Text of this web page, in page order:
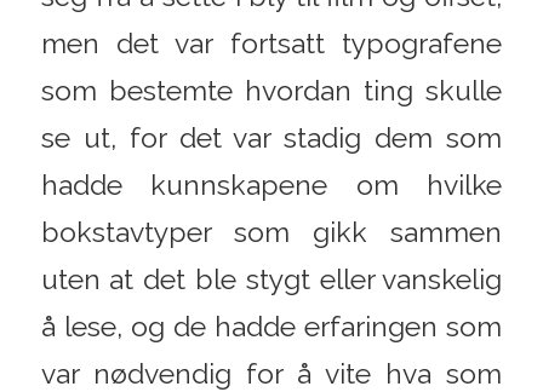
men det var fortsatt typografene
som bestemte hvordan ting skulle
se ut, for det var stadig dem som
hadde kunnskapene om hvilke
bokstavtyper som gikk sammen
uten at det ble stygt eller vanskelig
å lese, og de hadde erfaringen som
var nødvendig for å vite hva som